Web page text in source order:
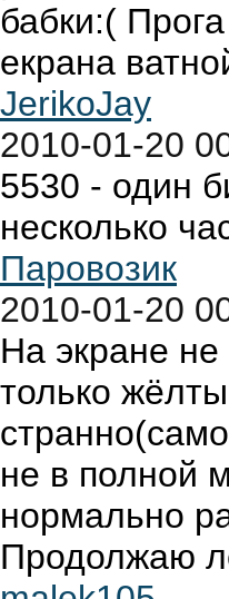
бабки:(
екрана
JerikoJay
2010-01-20
5530 - один
несколько
Паровозик
2010-01-20
На экране
только
не в полной
нормально
Продолжаю